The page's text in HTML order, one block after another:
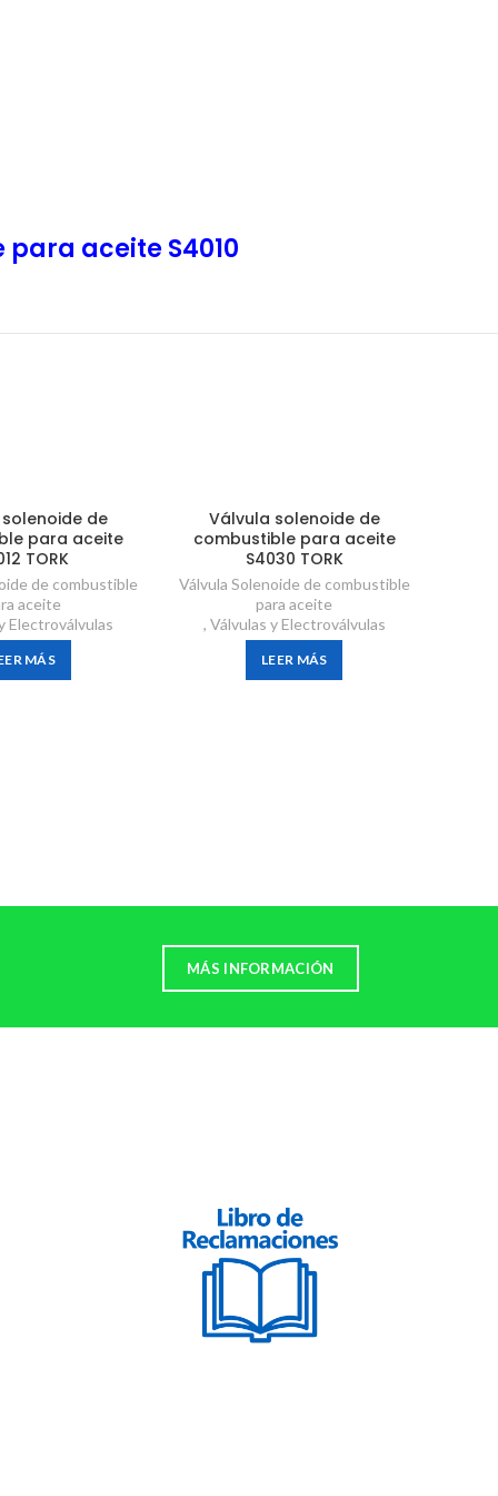
aceite S4010
de
para aceite
TORK
de combustible
aceite
Electroválvulas
MÁS
Válvula solenoide de
combustible para aceite
S4030 TORK
Válvula Solenoide de combustible
para aceite
, Válvulas y Electroválvulas
LEER MÁS
MÁS INFORMACIÓN